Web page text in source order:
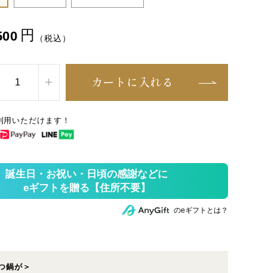
円 （税込）
カートに入れる
いただけます！
のeギフトとは？
鍋が＞